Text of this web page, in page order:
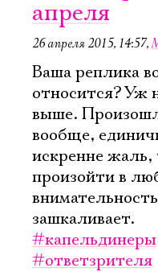
апреля
26 апреля 2015, 14:57,
Ваша реплика
относится? Уж
выше.
вообще,
искренне жаль,
произойти в
зашкаливает.
#капельдинеры
#ответзрителя